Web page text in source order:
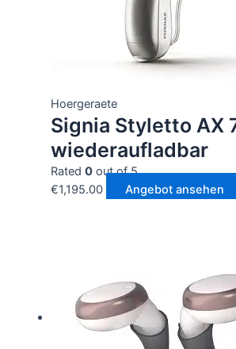
Hoergeraete
Signia Styletto AX
wiederaufladbar
Rated 0out of 5
€1,195.00 Angebot ansehen